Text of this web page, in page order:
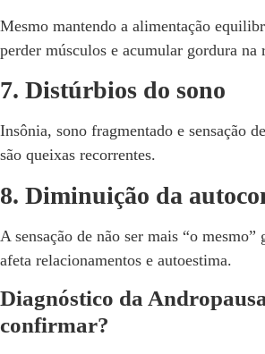
Mesmo mantendo a alimentação
perder músculos e acumular gordura na
7. Distúrbios do sono
Insônia, sono fragmentado e sensação
são queixas recorrentes.
8. Diminuição da
A sensação de não ser mais “o mesmo”
afeta relacionamentos e autoestima.
Diagnóstico da
confirmar?